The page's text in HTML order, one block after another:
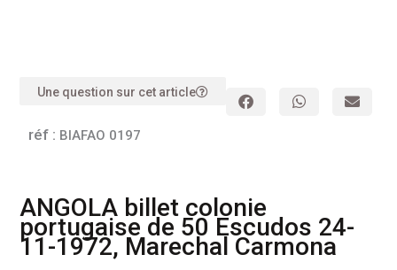
Une question sur cet article
réf : BIAFAO 0197
ANGOLA billet colonie
portugaise de 50 Escudos 24-
11-1972, Marechal Carmona